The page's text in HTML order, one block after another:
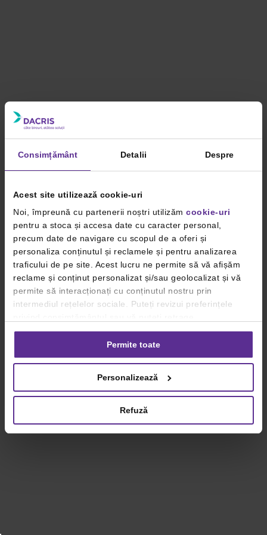
Consimțământ Detalii Despre
Acest site utilizează cookie-uri
Noi, împreună cu partenerii noștri utilizăm cookie-uri
pentru a stoca și accesa date cu caracter personal,
precum date de navigare cu scopul de a oferi și
personaliza conținutul și reclamele și pentru analizarea
traficului de pe site. Acest lucru ne permite să vă afișăm
reclame și conținut personalizat și/sau geolocalizat și vă
permite să interacționați cu conținutul nostru prin
intermediul rețelelor sociale. Puteți revizui preferințele
consimțământul oricând, făcând click pe linkul către
setările dvs. de cookie-uri.
privind utilizarea modulelor cookie.Detalii
Permite toate
Personalizează
Refuză